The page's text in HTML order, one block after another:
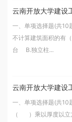
云南开放大学建设
一、单项选择题(共10
不计算建筑面积的有
台 B.独立柱...
云南开放大学建设
一、单项选择题(共10
（ ）乘以厚度以